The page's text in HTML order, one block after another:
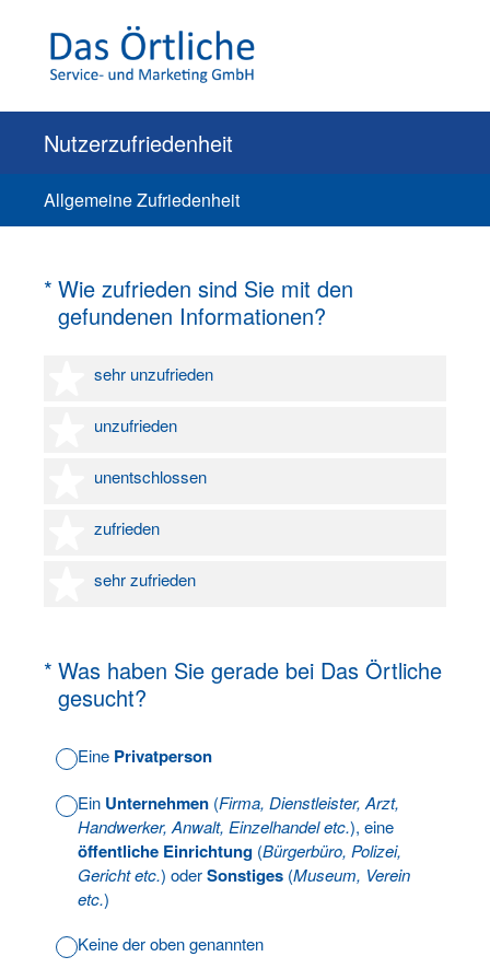
Nutzerzufriedenheit
Allgemeine Zufriedenheit
* Wie zufrieden sind Sie mit den
gefundenen Informationen?
(Erforderlich.)
sehr unzufrieden
1 Stern
unzufrieden
2 Sterne
unentschlossen
3 Sterne
zufrieden
4 Sterne
sehr zufrieden
5 Sterne
* Was haben Sie gerade bei Das Örtliche
gesucht?
(Erforderlich.)
Eine Privatperson
Ein Unternehmen (Firma, Dienstleister, Arzt,
Handwerker, Anwalt, Einzelhandel etc.), eine
öffentliche Einrichtung (Bürgerbüro, Polizei,
Gericht etc.) oderSonstiges (Museum, Verein
etc.)
Keine der oben genannten